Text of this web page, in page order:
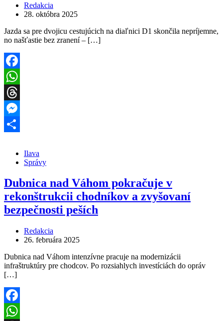
Redakcia
28. októbra 2025
Jazda sa pre dvojicu cestujúcich na diaľnici D1 skončila nepríjemne,
no našťastie bez zranení – […]
Facebook
WhatsApp
Threads
Messenger
Ilava
Správy
Dubnica nad Váhom pokračuje v
rekonštrukcii chodníkov a zvyšovaní
bezpečnosti peších
Redakcia
26. februára 2025
Dubnica nad Váhom intenzívne pracuje na modernizácii
infraštruktúry pre chodcov. Po rozsiahlych investíciách do opráv
[…]
Facebook